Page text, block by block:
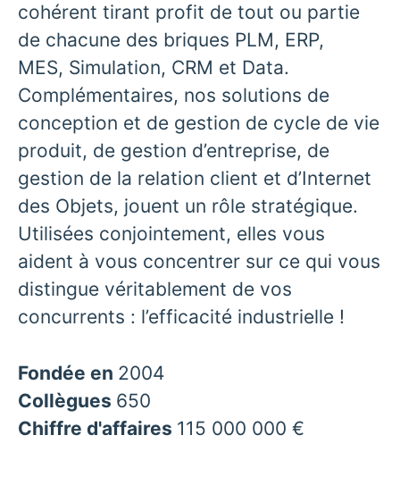
cohérent tirant profit de tout ou partie
de chacune des briques PLM, ERP,
MES, Simulation, CRM et Data.
Complémentaires, nos solutions de
conception et de gestion de cycle de vie
produit, de gestion d’entreprise, de
gestion de la relation client et d’Internet
des Objets, jouent un rôle stratégique.
Utilisées conjointement, elles vous
aident à vous concentrer sur ce qui vous
distingue véritablement de vos
concurrents : l’efficacité industrielle !
Fondée en 2004
Collègues 650
Chiffre d'affaires 115 000 000 €